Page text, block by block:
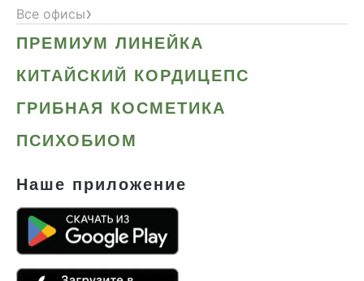
Все офисы›
ПРЕМИУМ ЛИНЕЙКА
КИТАЙСКИЙ КОРДИЦЕПС
ГРИБНАЯ КОСМЕТИКА
ПСИХОБИОМ
Наше приложение